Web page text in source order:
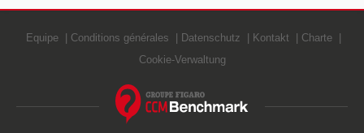
Equipe Conditions générales Datenschutz Kontakt
Charte
Cookie-Verwaltung